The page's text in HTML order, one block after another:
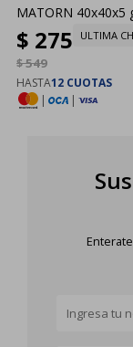
MATORN 40x40x5
$ 275
$549
ULTIMA
HASTA12 CUOTAS
|
|